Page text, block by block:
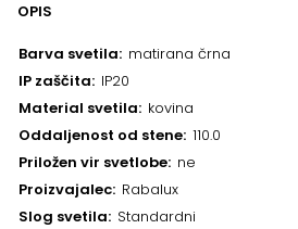
OPIS
Barva svetila matirana črna
IP zaščita IP20
Material svetila kovina
Oddaljenost od stene 110.0
Priložen vir svetlobe ne
Proizvajalec Rabalux
Slog svetila Standardni